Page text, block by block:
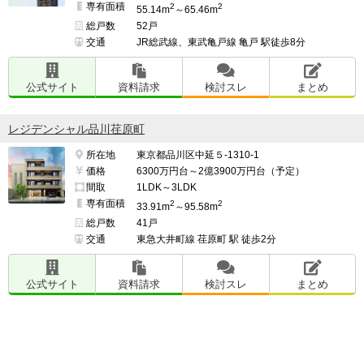
専有面積
55.14m2 ～65.46m2
総戸数
52戸
交通
JR総武線、東武亀戸線 亀戸 駅徒歩8分
公式サイト 資料請求 検討スレ まとめ
レジデンシャル品川荏原町
所在地
東京都品川区中延５-1310-1
価格
6300万円台～2億3900万円台（予定）
間取
1LDK～3LDK
専有面積
33.91m2 ～95.58m2
総戸数
41戸
交通
東急大井町線 荏原町 駅 徒歩2分
公式サイト 資料請求 検討スレ まとめ